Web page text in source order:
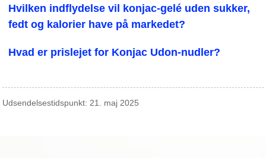
Hvilken indflydelse vil konjac-gelé uden sukker,
fedt og kalorier have på markedet?
Hvad er prislejet for Konjac Udon-nudler?
Udsendelsestidspunkt: 21. maj 2025